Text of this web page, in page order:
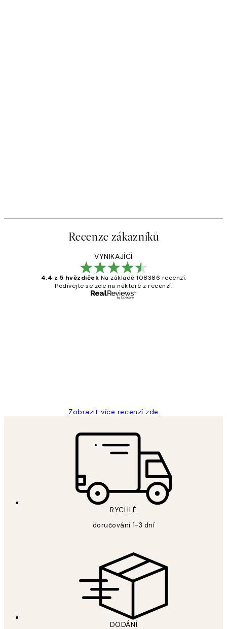
Recenze zákazníků
VYNIKAJÍCÍ
4.4 z 5 hvězdiček Na základě 108386 recenzí.
Podívejte se zde na některé z recenzí.
Zobrazit více recenzí zde
RYCHLÉ
doručování 1-3 dní
DODÁNÍ